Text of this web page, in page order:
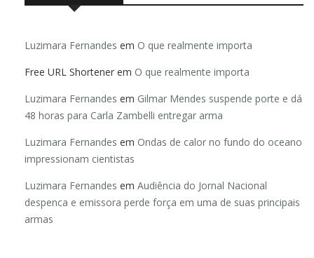
Luzimara Fernandes em O que realmente importa
Free URL Shortener em O que realmente importa
Luzimara Fernandes em Gilmar Mendes suspende porte e dá
48 horas para Carla Zambelli entregar arma
Luzimara Fernandes em Ondas de calor no fundo do oceano
impressionam cientistas
Luzimara Fernandes em Audiência do Jornal Nacional
despenca e emissora perde força em uma de suas principais
armas